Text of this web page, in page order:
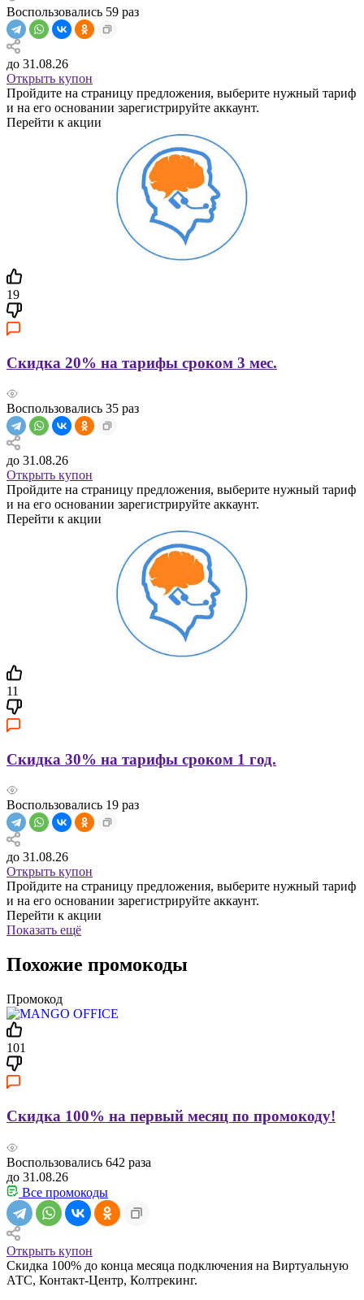
Воспользовались 59 раз
до 31.08.26
Открыть купон
Пройдите на страницу предложения, выберите нужный тариф
и на его основании зарегистрируйте аккаунт.
Перейти к акции
19
Скидка 20% на тарифы сроком 3 мес.
Воспользовались 35 раз
до 31.08.26
Открыть купон
Пройдите на страницу предложения, выберите нужный тариф
и на его основании зарегистрируйте аккаунт.
Перейти к акции
11
Скидка 30% на тарифы сроком 1 год.
Воспользовались 19 раз
до 31.08.26
Открыть купон
Пройдите на страницу предложения, выберите нужный тариф
и на его основании зарегистрируйте аккаунт.
Перейти к акции
Показать ещё
Похожие промокоды
Промокод
101
Скидка 100% на первый месяц по промокоду!
Воспользовались 642 раза
до 31.08.26
Все промокоды
Открыть купон
Скидка 100% до конца месяца подключения на Виртуальную
АТС, Контакт-Центр, Колтрекинг.